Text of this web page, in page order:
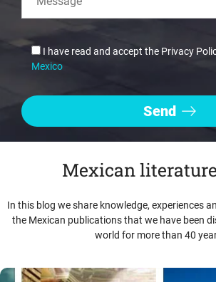
I have read and accept the Privacy
Mexico
Mexican
In this blog we share knowledge, experiences
the Mexican publications that we have been
world for more than 40